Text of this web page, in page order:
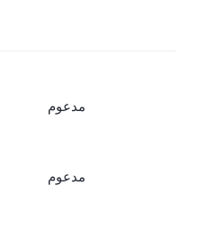
مدعوم
مدعوم